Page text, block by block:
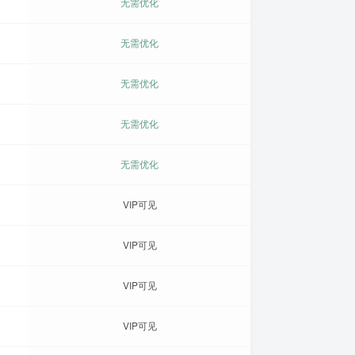
无需优化
无需优化
无需优化
无需优化
VIP可见
VIP可见
VIP可见
VIP可见